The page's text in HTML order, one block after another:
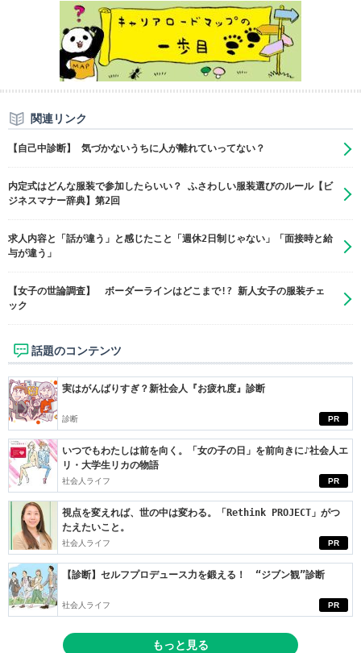
関連リンク
【自己中診断】 気づかないうちに人が離れていってない？
内定式はどんな服装で参加したらいい？ ふさわしい服装選びのルール【ビ
ジネスマナー辞典】第2回
求人内容と「話が違う」と感じたこと「週休2日制じゃない」「面接時と給
与が違う」
【女子の世論調査】 ボーダーラインはどこまで!? 新人女子の服装チェ
ック
話題のコンテンツ
PR
実はがんばりすぎ？新社会人『お疲れ度』診断
診断
PR
いつでもわたしは前を向く。「女の子の日」を前向きに♪社会人エ
リ・大学生リカの物語
社会人ライフ
PR
視点を変えれば、世の中は変わる。「Rethink PROJECT」がつ
たえたいこと。
社会人ライフ
PR
【診断】セルフプロデュース力を鍛える！ “ジブン観”診断
社会人ライフ
もっと見る